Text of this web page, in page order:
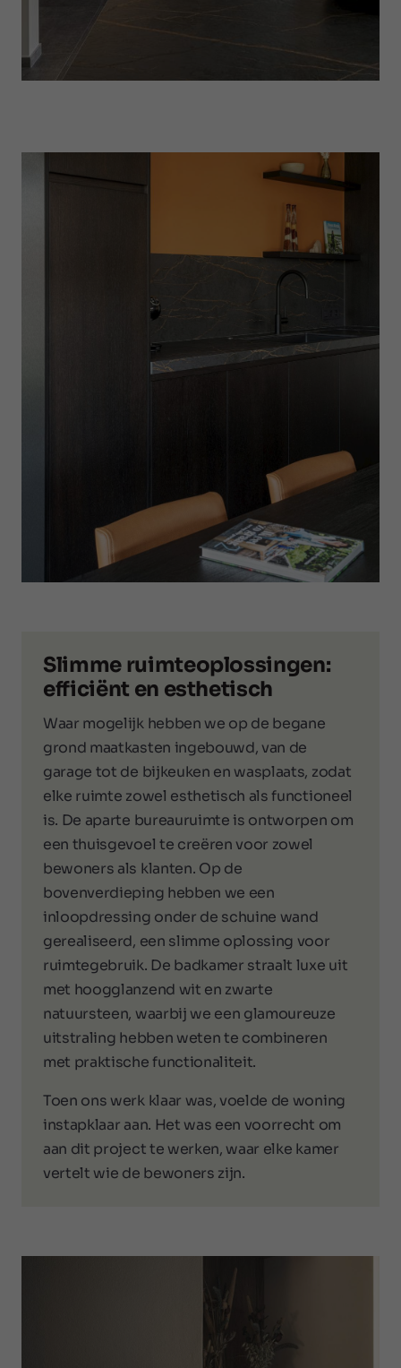
Slimme ruimteoplossingen:
efficiënt en esthetisch
Waar mogelijk hebben we op de begane
grond maatkasten ingebouwd, van de
garage tot de bijkeuken en wasplaats, zodat
elke ruimte zowel esthetisch als functioneel
is. De aparte bureauruimte is ontworpen om
een thuisgevoel te creëren voor zowel
bewoners als klanten. Op de
bovenverdieping hebben we een
inloopdressing onder de schuine wand
gerealiseerd, een slimme oplossing voor
ruimtegebruik. De badkamer straalt luxe uit
met hoogglanzend wit en zwarte
natuursteen, waarbij we een glamoureuze
uitstraling hebben weten te combineren
met praktische functionaliteit.
Toen ons werk klaar was, voelde de woning
instapklaar aan. Het was een voorrecht om
aan dit project te werken, waar elke kamer
vertelt wie de bewoners zijn.